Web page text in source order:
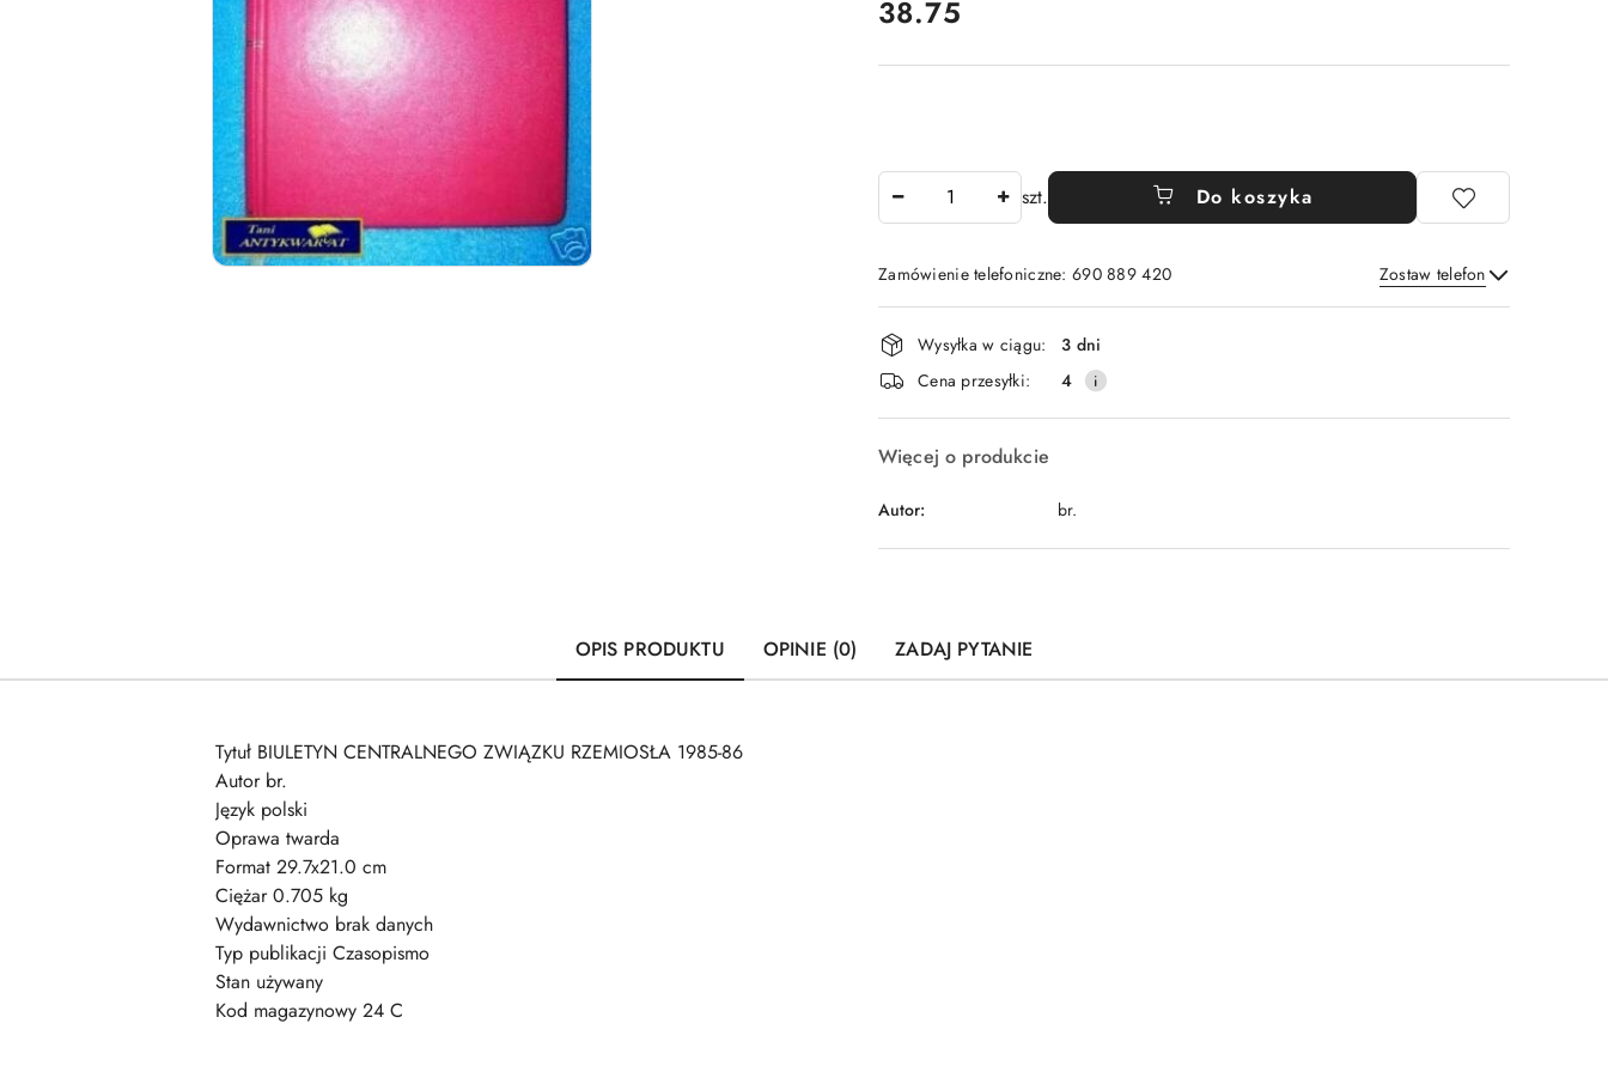
cena:
38.75
szt. Do koszyka
Zamówienie telefoniczne: 690 889 420 Zostaw telefon
Wyślij
Dostępność
i
dostawa
Wysyłka w ciągu:
3 dni
Cena przesyłki:
4
Więcej o produkcie
Autor: br.
OPIS PRODUKTU OPINIE (0) ZADAJ PYTANIE
Tytuł BIULETYN CENTRALNEGO ZWIĄZKU RZEMIOSŁA 1985-86
Autor br.
Język polski
Oprawa twarda
Format 29.7x21.0 cm
Ciężar 0.705 kg
Wydawnictwo brak danych
Typ publikacji Czasopismo
Stan używany
Kod magazynowy 24 C